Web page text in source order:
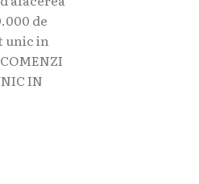
de
unic in
IN